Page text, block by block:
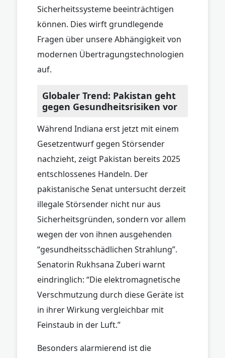
Sicherheitssysteme beeinträchtigen
können. Dies wirft grundlegende
Fragen über unsere Abhängigkeit von
modernen Übertragungstechnologien
auf.
Globaler Trend: Pakistan geht
gegen Gesundheitsrisiken vor
Während Indiana erst jetzt mit einem
Gesetzentwurf gegen Störsender
nachzieht, zeigt Pakistan bereits 2025
entschlossenes Handeln. Der
pakistanische Senat untersucht derzeit
illegale Störsender nicht nur aus
Sicherheitsgründen, sondern vor allem
wegen der von ihnen ausgehenden
“gesundheitsschädlichen Strahlung”.
Senatorin Rukhsana Zuberi warnt
eindringlich: “Die elektromagnetische
Verschmutzung durch diese Geräte ist
in ihrer Wirkung vergleichbar mit
Feinstaub in der Luft.”
Besonders alarmierend ist die